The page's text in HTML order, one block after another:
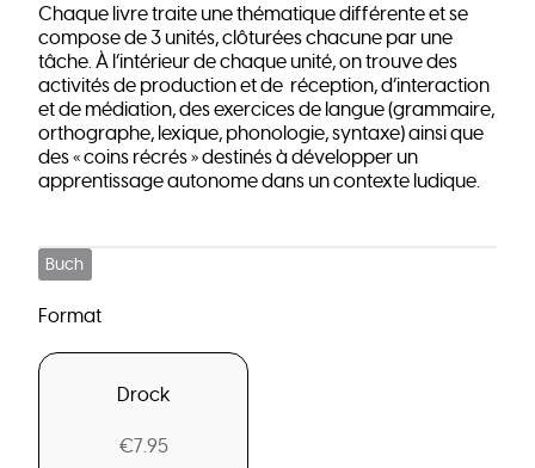
Chaque livre traite une thématique différente et se
compose de 3 unités, clôturées chacune par une
tâche. À l’intérieur de chaque unité, on trouve des
activités de production et de réception, d’interaction
et de médiation, des exercices de langue (grammaire,
orthographe, lexique, phonologie, syntaxe) ainsi que
des « coins récrés » destinés à développer un
apprentissage autonome dans un contexte ludique.
Buch
Format
Drock
€7.95